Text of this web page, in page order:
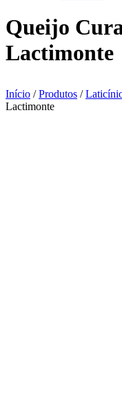
Queijo
Lactimonte
Início /Produtos /
Lactimonte